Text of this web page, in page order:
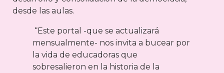
desde las aulas.
“Este portal -que se actualizará
mensualmente- nos invita a bucear por
la vida de educadoras que
sobresalieron en la historia de la